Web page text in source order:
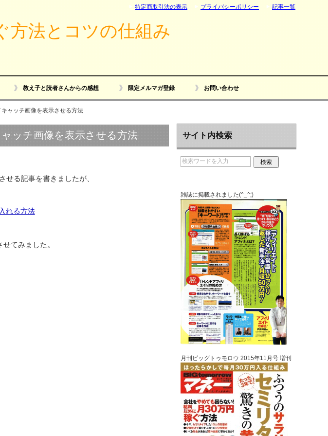
方法とコツの仕組み
教え子と読者さんからの感想 限定メルマガ登録 お問い合わせ
ャッチ画像を表示させる方法
ッチ画像を表示させる方法
せる記事を書きましたが、
れる方法
せてみました。
サイト内検索
雑誌に掲載されました(^_^;)
月刊ビッグトゥモロウ 2015年11月号 増刊
特定商取引法の表示 プライバシーポリシー 記事一覧